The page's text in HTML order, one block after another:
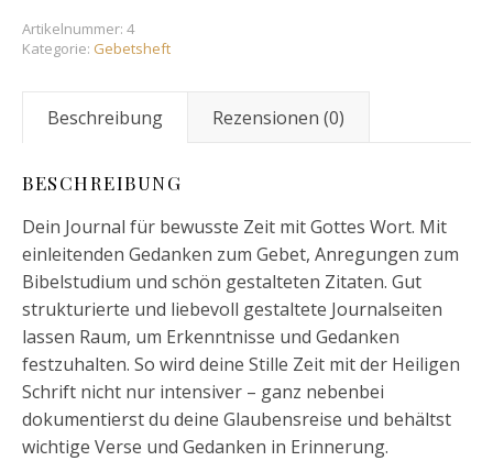
Artikelnummer: 4
Kategorie: Gebetsheft
Beschreibung Rezensionen (0)
BESCHREIBUNG
Dein Journal für bewusste Zeit mit Gottes Wort. Mit
einleitenden Gedanken zum Gebet, Anregungen zum
Bibelstudium und schön gestalteten Zitaten. Gut
strukturierte und liebevoll gestaltete Journalseiten
lassen Raum, um Erkenntnisse und Gedanken
festzuhalten. So wird deine Stille Zeit mit der Heiligen
Schrift nicht nur intensiver – ganz nebenbei
dokumentierst du deine Glaubensreise und behältst
wichtige Verse und Gedanken in Erinnerung.